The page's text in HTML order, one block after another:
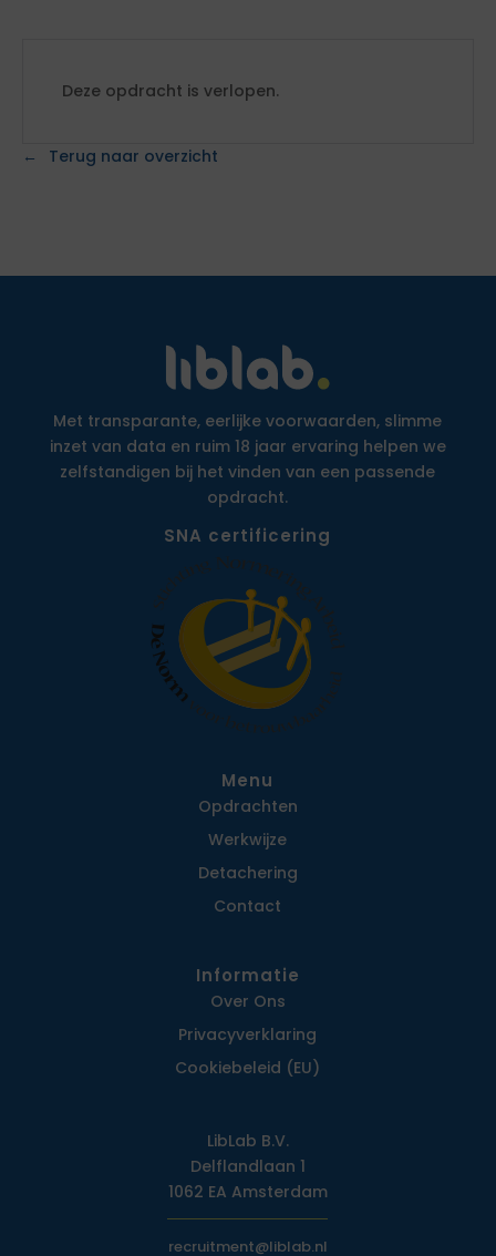
Deze opdracht is verlopen.
Terug naar overzicht
Met transparante, eerlijke voorwaarden, slimme
inzet van data en ruim 18 jaar ervaring helpen we
zelfstandigen bij het vinden van een passende
opdracht.
SNA certificering
Menu
Opdrachten
Werkwijze
Detachering
Contact
Informatie
Over Ons
Privacy­verklaring
Cookiebeleid (EU)
LibLab B.V.
Delflandlaan 1
1062 EA Amsterdam
recruitment@liblab.nl